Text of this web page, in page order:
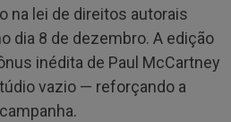
na lei de direitos autorais
dia 8 de dezembro. A edição
inédita de Paul McCartney
vazio — reforçando a